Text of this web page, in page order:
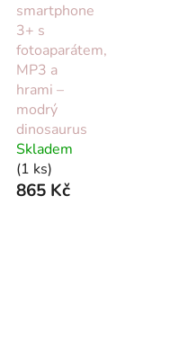
smartphone
3+ s
fotoaparátem,
MP3 a
hrami –
modrý
dinosaurus
Skladem
(1 ks)
865 Kč